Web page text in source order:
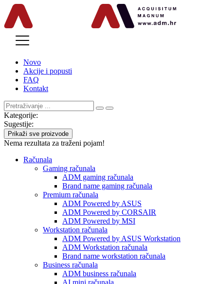
Novo
Akcije i popusti
FAQ
Kontakt
Kategorije:
Sugestije:
Prikaži sve proizvode
Nema rezultata za traženi pojam!
Računala
Gaming računala
ADM gaming računala
Brand name gaming računala
Premium računala
ADM Powered by ASUS
ADM Powered by CORSAIR
ADM Powered by MSI
Workstation računala
ADM Powered by ASUS Workstation
ADM Workstation računala
Brand name workstation računala
Business računala
ADM business računala
AI mini računala